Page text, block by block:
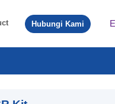
Hubungi Kami